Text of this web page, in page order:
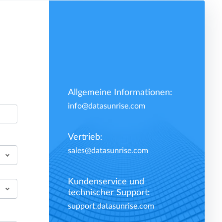
Allgemeine Informationen:
info@datasunrise.com
Vertrieb:
sales@datasunrise.com
Kundenservice und
technischer Support:
support.datasunrise.com